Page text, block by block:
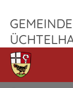
GEMEINDE